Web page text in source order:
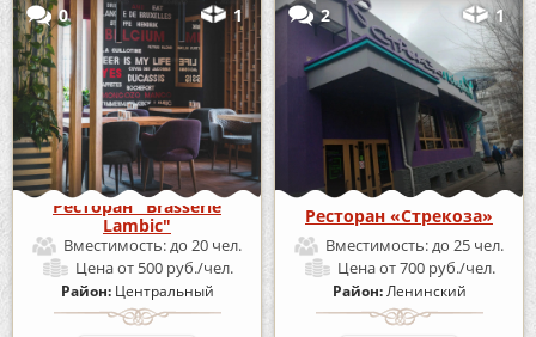
0 1
Ресторан "Brasserie
Lambic"
Вместимость:до 20 чел.
Ценаот 500 руб./чел.
Район: Центральный
2 1
Ресторан «Стрекоза»
Вместимость:до 25 чел.
Ценаот 700 руб./чел.
Район:Ленинский